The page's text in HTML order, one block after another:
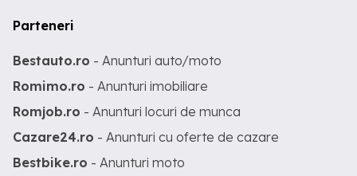
Parteneri
Bestauto.ro - Anunturi auto/moto
Romimo.ro - Anunturi imobiliare
Romjob.ro - Anunturi locuri de munca
Cazare24.ro - Anunturi cu oferte de cazare
Bestbike.ro - Anunturi moto